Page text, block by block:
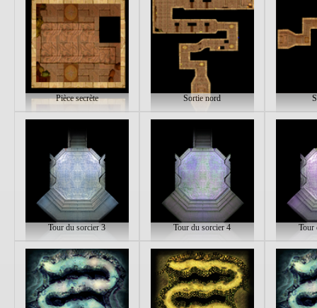
Pièce secrète Sortie nord
Tour du sorcier 3 Tour du sorcier 4 Tour